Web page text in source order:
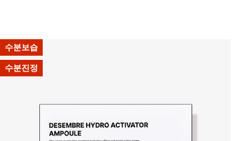
수분보습
수분진정